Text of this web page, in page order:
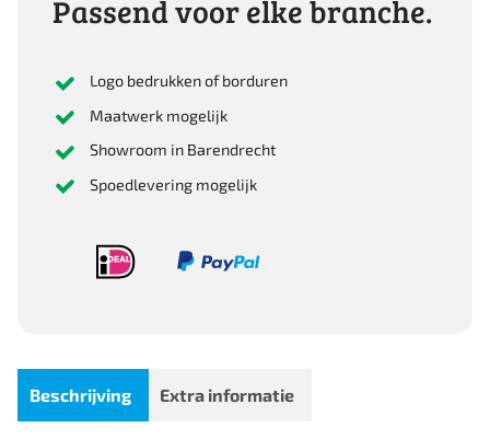
Passend voor elke branche.
Logo bedrukken of borduren
Maatwerk mogelijk
Showroom in Barendrecht
Spoedlevering mogelijk
Beschrijving Extra informatie